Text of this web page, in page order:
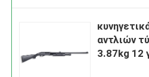
αντλιών
3.87kg 12